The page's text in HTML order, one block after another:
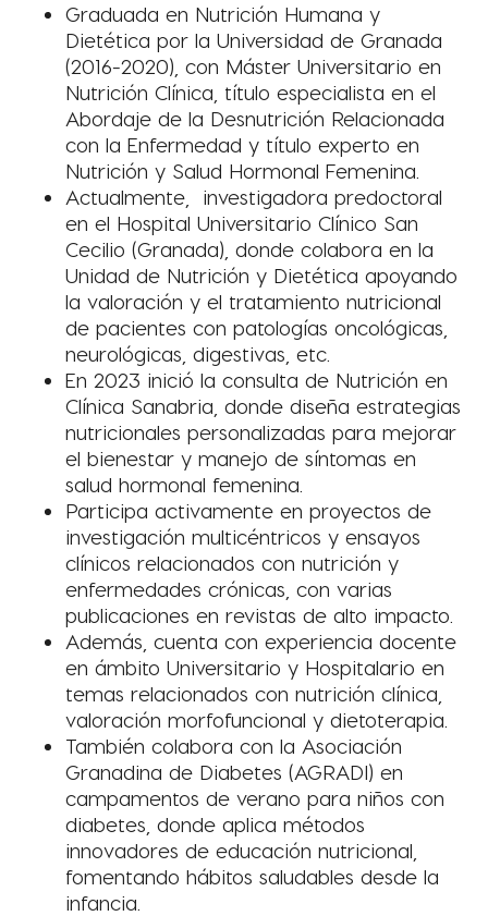
Graduada en Nutrición Humana y
Dietética por la Universidad de Granada
(2016-2020), con Máster Universitario en
Nutrición Clínica, título especialista en el
Abordaje de la Desnutrición Relacionada
con la Enfermedad y título experto en
Nutrición y Salud Hormonal Femenina.
Actualmente, investigadora predoctoral
en el Hospital Universitario Clínico San
Cecilio (Granada), donde colabora en la
Unidad de Nutrición y Dietética apoyando
la valoración y el tratamiento nutricional
de pacientes con patologías oncológicas,
neurológicas, digestivas, etc.
En 2023 inició la consulta de Nutrición en
Clínica Sanabria, donde diseña estrategias
nutricionales personalizadas para mejorar
el bienestar y manejo de síntomas en
salud hormonal femenina.
Participa activamente en proyectos de
investigación multicéntricos y ensayos
clínicos relacionados con nutrición y
enfermedades crónicas, con varias
publicaciones en revistas de alto impacto.
Además, cuenta con experiencia docente
en ámbito Universitario y Hospitalario en
temas relacionados con nutrición clínica,
valoración morfofuncional y dietoterapia.
También colabora con la Asociación
Granadina de Diabetes (AGRADI) en
campamentos de verano para niños con
diabetes, donde aplica métodos
innovadores de educación nutricional,
fomentando hábitos saludables desde la
infancia.